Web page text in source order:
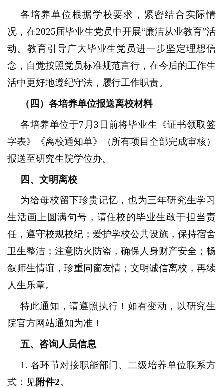
各培养单位根据学校要求，紧密结合实际情
况，在2025届毕业生党员中开展“廉洁从业教育”活
动。教育引导广大毕业生党员进一步坚定理想信
念，自觉按照党员标准规范言行，在今后的工作生
活中更好地遵纪守法，履行工作职责。
（ 四 ）各培养单位报送离校材料
各培养单位于7 月 3 日前将毕业生 《证书领取签
字表》 《离校通知单》（所有项目全部完成审核）
报送至研究生院学位办。
四 、 文明离校
为给母校留下珍贵记忆，也为三年研究生学习
生活画上圆满句号，请住校的毕业生敢于担当责
任，遵守校规校纪； 爱护学校公共设施，保持宿舍
卫生整洁 ；注意防火防盗，确保人身财产安全；畅
叙师生情谊，珍重同窗友情；文明诚信离校，再续
人生乐章。
特此通知，请遵照执行！如有变动，以研究生
院官方网站通知为准！
五、咨询人员信息
1. 各环节对接职能部门、二级培养单位联系方
式：见附件2。